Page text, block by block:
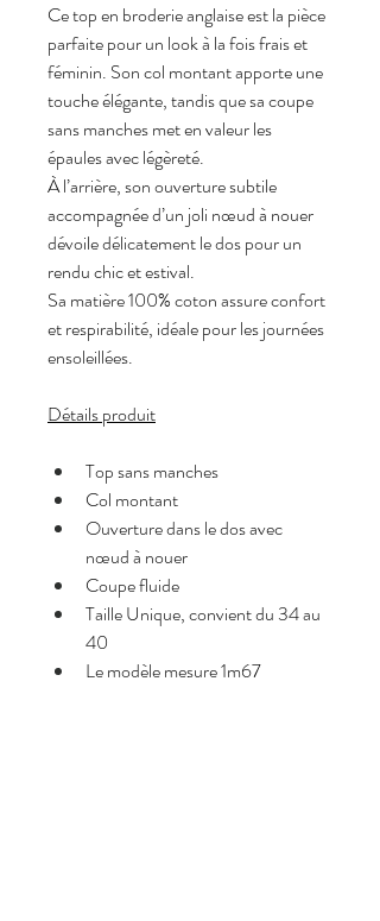
Ce top en broderie anglaise est la pièce
parfaite pour un look à la fois frais et
féminin. Son col montant apporte une
touche élégante, tandis que sa coupe
sans manches met en valeur les
épaules avec légèreté.
À l’arrière, son ouverture subtile
accompagnée d’un joli nœud à nouer
dévoile délicatement le dos pour un
rendu chic et estival.
Sa matière 100% coton assure confort
et respirabilité, idéale pour les journées
ensoleillées.
Détails produit
Top sans manches
Col montant
Ouverture dans le dos avec
nœud à nouer
Coupe fluide
Taille Unique, convient du 34 au
40
Le modèle mesure 1m67